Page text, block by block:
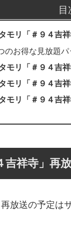
目
モリ「＃９４吉
のお得な見放題パ
モリ「＃９４吉
モリ「＃９４吉
モリ「＃９４吉
吉祥寺」再
放送の予定は